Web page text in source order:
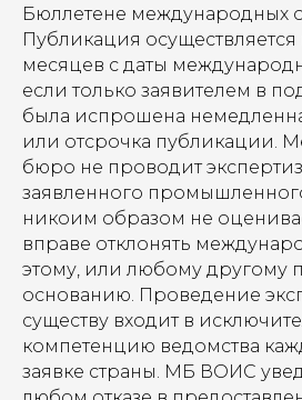
Бюллетене международных
Публикация
месяцев с даты
если только заявителем в
была испрошена
или отсрочка публикации.
бюро не проводит
заявленного
никоим образом не
вправе отклонять
этому, или любому другому
основанию. Проведение
существу входит в
компетенцию ведомства
заявке страны. МБ ВОИС